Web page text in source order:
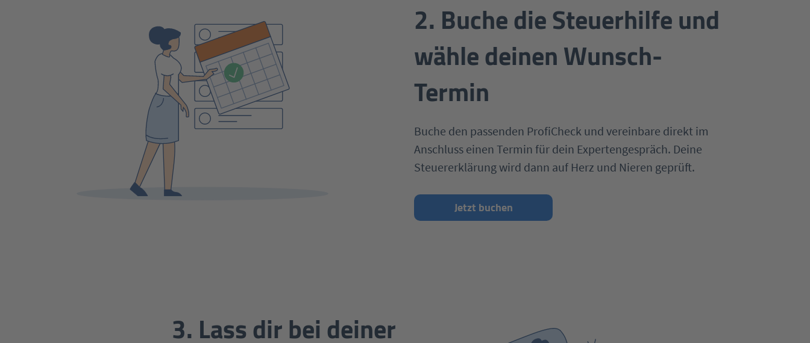
2. Buche die Steuerhilfe und
wähle deinen Wunsch-
Termin
Buche den passenden ProfiCheck und vereinbare direkt im
Anschluss einen Termin für dein Expertengespräch. Deine
Steuererklärung wird dann auf Herz und Nieren geprüft.
Jetzt buchen
3. Lass dir bei deiner